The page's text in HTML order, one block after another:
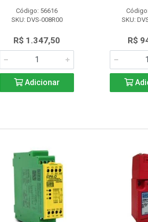
Código: 56616
SKU: DVS-008R00
R$ 1.347,50
Adicionar
SKU:
R$